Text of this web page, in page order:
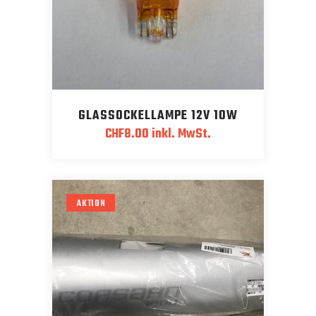
GLASSOCKELLAMPE 12V 10W
CHF8.00 inkl. MwSt.
AKTION